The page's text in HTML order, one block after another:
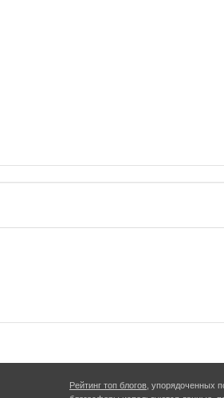
Рейтинг топ блогов , упорядоченных